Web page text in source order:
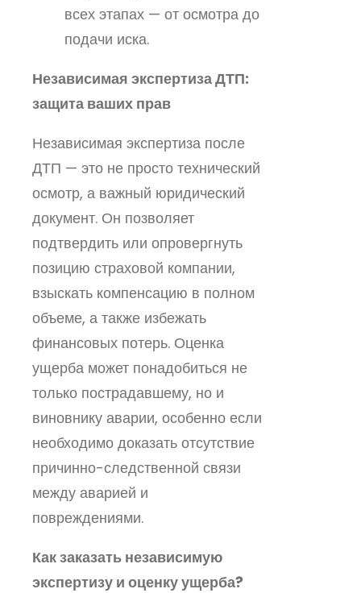
всех этапах — от осмотра до
подачи иска.
Независимая экспертиза ДТП:
защита ваших прав
Независимая экспертиза после
ДТП — это не просто технический
осмотр, а важный юридический
документ. Он позволяет
подтвердить или опровергнуть
позицию страховой компании,
взыскать компенсацию в полном
объеме, а также избежать
финансовых потерь. Оценка
ущерба может понадобиться не
только пострадавшему, но и
виновнику аварии, особенно если
необходимо доказать отсутствие
причинно-следственной связи
между аварией и
повреждениями.
Как заказать независимую
экспертизу и оценку ущерба?